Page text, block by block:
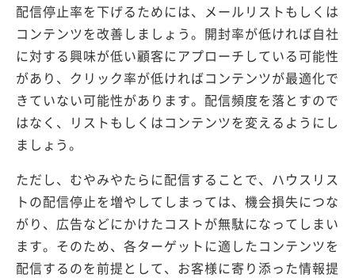
配信停止率を下げるためには、メールリストもしくは
コンテンツを改善しましょう。開封率が低ければ自社
に対する興味が低い顧客にアプローチしている可能性
があり、クリック率が低ければコンテンツが最適化で
きていない可能性があります。配信頻度を落とすので
はなく、リストもしくはコンテンツを変えるようにし
ましょう。
ただし、むやみやたらに配信することで、ハウスリス
トの配信停止を増やしてしまっては、機会損失につな
がり、広告などにかけたコストが無駄になってしまい
ます。そのため、各ターゲットに適したコンテンツを
配信するのを前提として、お客様に寄り添った情報提